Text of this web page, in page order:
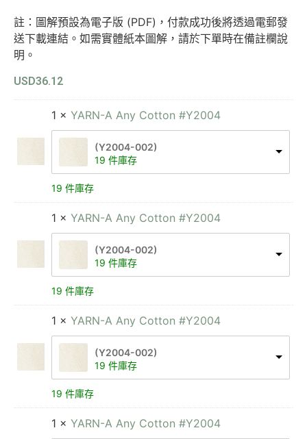
註：圖解預設為電子版 (PDF)，付款成功後將透過電郵發
送下載連結。如需實體紙本圖解，請於下單時在備註欄說
明。
USD36.12
1 × YARN-A Any Cotton #Y2004
(Y2004-002)
19 件庫存
19 件庫存
1 × YARN-A Any Cotton #Y2004
(Y2004-002)
19 件庫存
19 件庫存
1 × YARN-A Any Cotton #Y2004
(Y2004-002)
19 件庫存
19 件庫存
1 × YARN-A Any Cotton #Y2004